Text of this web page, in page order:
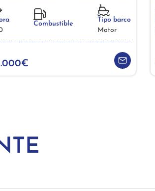
Combustible
Tipo barco
Motor